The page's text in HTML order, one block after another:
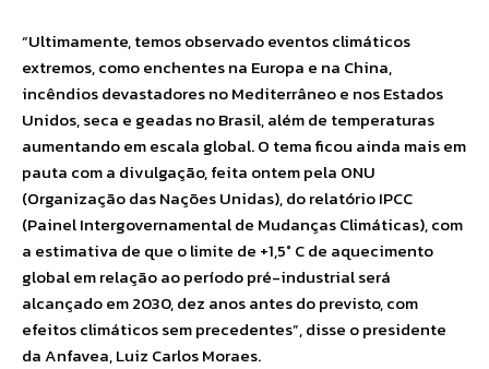
“Ultimamente, temos observado eventos climáticos
extremos, como enchentes na Europa e na China,
incêndios devastadores no Mediterrâneo e nos Estados
Unidos, seca e geadas no Brasil, além de temperaturas
aumentando em escala global. O tema ficou ainda mais em
pauta com a divulgação, feita ontem pela ONU
(Organização das Nações Unidas), do relatório IPCC
(Painel Intergovernamental de Mudanças Climáticas), com
a estimativa de que o limite de +1,5° C de aquecimento
global em relação ao período pré-industrial será
alcançado em 2030, dez anos antes do previsto, com
efeitos climáticos sem precedentes”, disse o presidente
da Anfavea, Luiz Carlos Moraes.